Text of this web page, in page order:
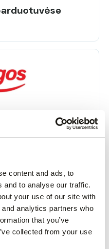
content and ads, to
and to analyse our traffic.
your use of our site with
analytics partners who
that you’ve
collected from your use